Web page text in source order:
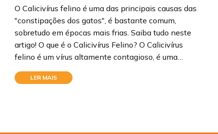
O Calicivírus felino é uma das principais causas das
"constipações dos gatos", é bastante comum,
sobretudo em épocas mais frias. Saiba tudo neste
artigo! O que é o Calicivírus Felino? O Calicivírus
felino é um vírus altamente contagioso, é uma…
LER MAIS